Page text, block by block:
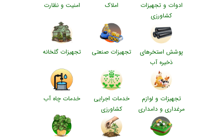
ادوات و تجهیزات
کشاورزی
املاک امنیت و نظارت
پوشش استخرهای
ذخیره آب
تجهیزات صنعتی تجهیزات گلخانه
تجهیزات و لوازم
مرغداری و دامداری
خدمات اجرایی
کشاورزی
خدمات چاه آب